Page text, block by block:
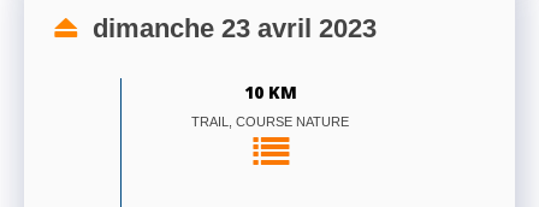
dimanche 23 avril 2023
10 KM
TRAIL, COURSE NATURE